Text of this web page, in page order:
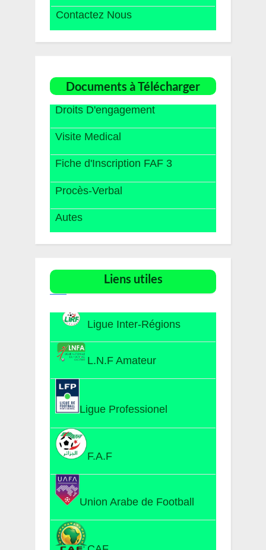
Contactez Nous
Documents à Télécharger
Droits D'engagement
Visite Medical
Fiche d'Inscription FAF 3
Procès-Verbal
Autes
Liens utiles​
Ligue Inter-Régions
L.N.F Amateur
Ligue Professionel
F.A.F
Union Arabe de Football